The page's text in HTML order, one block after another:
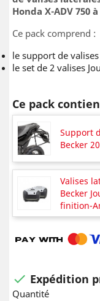
Honda X-ADV 750
Ce pack comprend :
le support de
le set de 2 valises
Ce pack
Support
Becker
Valises
Becker
finition-
 Expédition
Quantité